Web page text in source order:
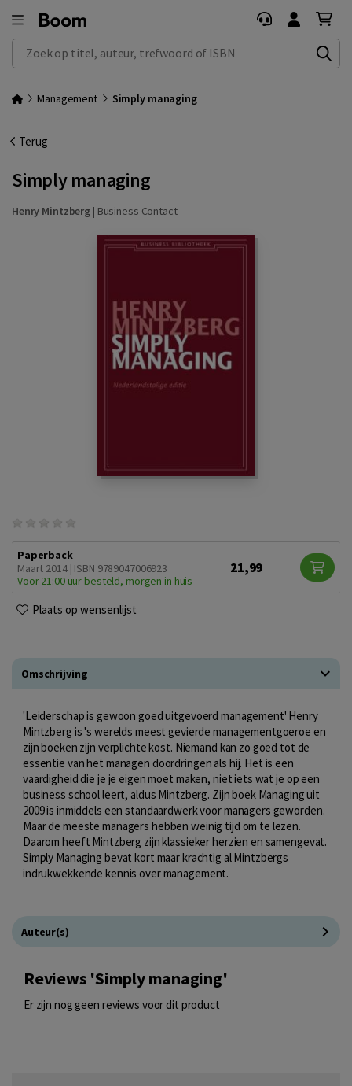
Zoek op titel, auteur, trefwoord of ISBN
Management Simply managing
Terug
Simply managing
Henry Mintzberg | Business Contact
Paperback
Maart 2014 | ISBN 9789047006923
Voor 21:00 uur besteld, morgen in huis
21,99
Plaats op wensenlijst
Omschrijving
'Leiderschap is gewoon goed uitgevoerd management' Henry
Mintzberg is 's werelds meest gevierde managementgoeroe en
zijn boeken zijn verplichte kost. Niemand kan zo goed tot de
essentie van het managen doordringen als hij. Het is een
vaardigheid die je je eigen moet maken, niet iets wat je op een
business school leert, aldus Mintzberg. Zijn boek Managing uit
2009 is inmiddels een standaardwerk voor managers geworden.
Maar de meeste managers hebben weinig tijd om te lezen.
Daarom heeft Mintzberg zijn klassieker herzien en samengevat.
Simply Managing bevat kort maar krachtig al Mintzbergs
indrukwekkende kennis over management.
Auteur(s)
Reviews 'Simply managing'
Er zijn nog geen reviews voor dit product